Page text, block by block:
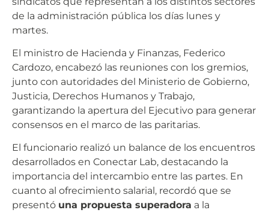
de la administración pública los días lunes y
martes.
El ministro de Hacienda y Finanzas, Federico
Cardozo, encabezó las reuniones con los gremios,
junto con autoridades del Ministerio de Gobierno,
Justicia, Derechos Humanos y Trabajo,
garantizando la apertura del Ejecutivo para generar
consensos en el marco de las paritarias.
El funcionario realizó un balance de los encuentros
desarrollados en Conectar Lab, destacando la
importancia del intercambio entre las partes. En
cuanto al ofrecimiento salarial, recordó que se
presentó una propuesta superadora a la